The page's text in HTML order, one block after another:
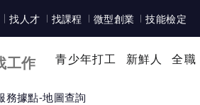
業通
台灣就業通
找人才 找課程 微型創業 技能檢定
工作 青少年打工 新鮮人 全職
務據點-地圖查詢